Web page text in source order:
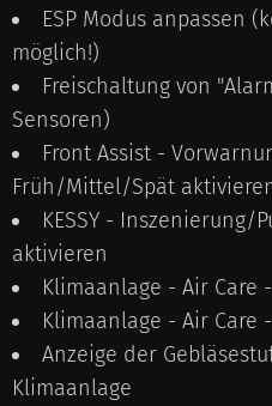
ESP Modus anpassen
möglich!)
Freischaltung von
Sensoren)
Front Assist -
Früh/Mittel/Spät
KESSY - Inszenierung/
aktivieren
Klimaanlage - Air Care
Klimaanlage - Air Care
Anzeige der
Klimaanlage